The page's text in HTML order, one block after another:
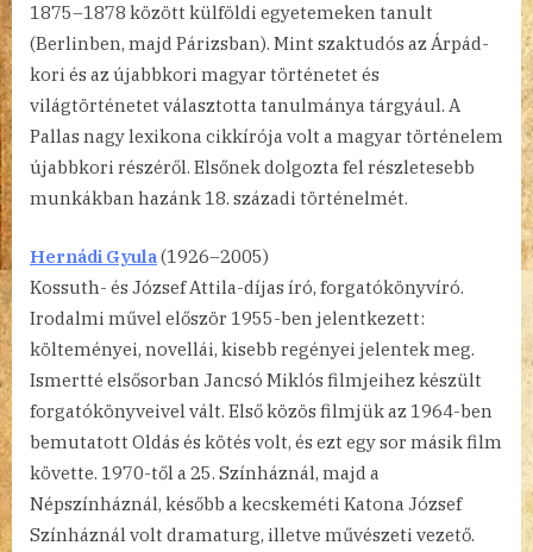
1875–1878 között külföldi egyetemeken tanult
(Berlinben, majd Párizsban). Mint szaktudós az Árpád-
kori és az újabbkori magyar történetet és
világtörténetet választotta tanulmánya tárgyául. A
Pallas nagy lexikona cikkírója volt a magyar történelem
újabbkori részéről. Elsőnek dolgozta fel részletesebb
munkákban hazánk 18. századi történelmét.
Hernádi Gyula(1926–2005)
Kossuth- és József Attila-díjas író, forgatókönyvíró.
Irodalmi művel először 1955-ben jelentkezett:
költeményei, novellái, kisebb regényei jelentek meg.
Ismertté elsősorban Jancsó Miklós filmjeihez készült
forgatókönyveivel vált. Első közös filmjük az 1964-ben
bemutatott Oldás és kötés volt, és ezt egy sor másik film
követte. 1970-től a 25. Színháznál, majd a
Népszínháznál, később a kecskeméti Katona József
Színháznál volt dramaturg, illetve művészeti vezető.